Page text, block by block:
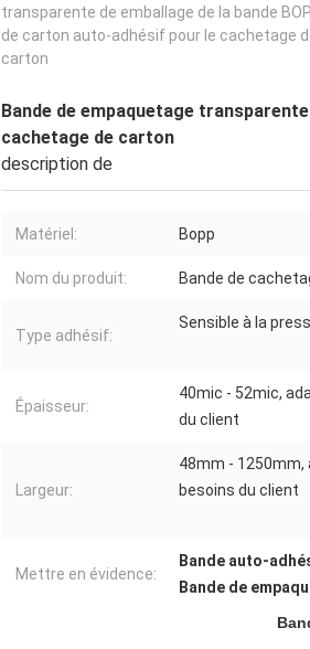
transparente de emballage de la bande
de carton auto-adhésif pour le cachetage
carton
Bande de empaquetage
cachetage de carton
description de
Matériel: Bopp
Nom du produit: Bande de
Type adhésif:
Sensible à la
Épaisseur:
40mic - 52mic,
du client
Largeur:
48mm - 1250mm,
besoins du client
Mettre en évidence:
Bande auto-
Bande de